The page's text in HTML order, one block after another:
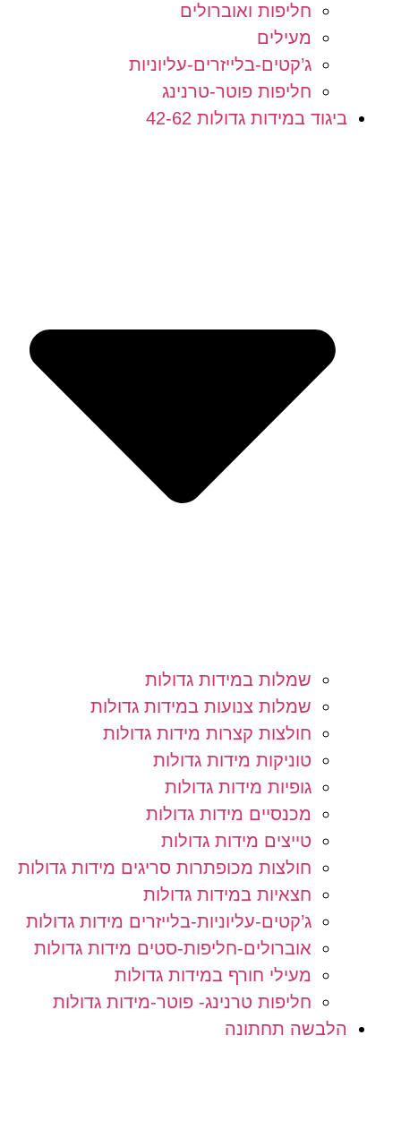
חליפות ואוברולים
מעילים
ג’קטים-בלייזרים-עליוניות
חליפות פוטר-טרנינג
ביגוד במידות גדולות 42-62
שמלות במידות גדולות
שמלות צנועות במידות גדולות
חולצות קצרות מידות גדולות
טוניקות מידות גדולות
גופיות מידות גדולות
מכנסיים מידות גדולות
טייצים מידות גדולות
חולצות מכופתרות סריגים מידות גדולות
חצאיות במידות גדולות
ג’קטים-עליוניות-בלייזרים מידות גדולות
אוברולים-חליפות-סטים מידות גדולות
מעילי חורף במידות גדולות
חליפות טרנינג- פוטר-מידות גדולות
הלבשה תחתונה